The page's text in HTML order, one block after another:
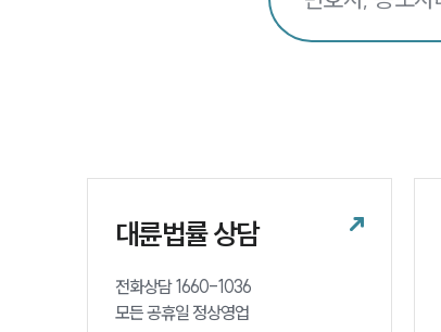
대륜법률 상담
전화상담 1660-1036
모든 공휴일 정상영업